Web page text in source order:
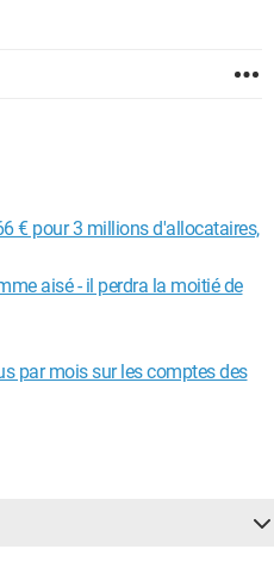
€ pour 3 millions d'allocataires,
aisé - il perdra la moitié de
par mois sur les comptes des